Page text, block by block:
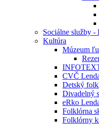
Sociálne služby -
Kultúra
Múzeum
CVČ
Detský
Divadelný
eRko
Folklórna
Folklórny